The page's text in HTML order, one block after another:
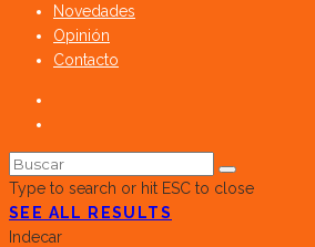
Novedades
Opinión
Contacto
Type to search or hit ESC to close
SEE ALL RESULTS
Indecar